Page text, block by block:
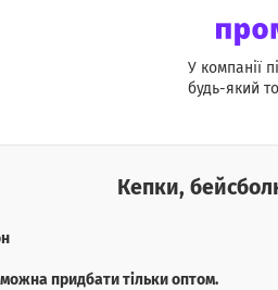
У компанії
будь-який
Кепки,
придбати тільки оптом.